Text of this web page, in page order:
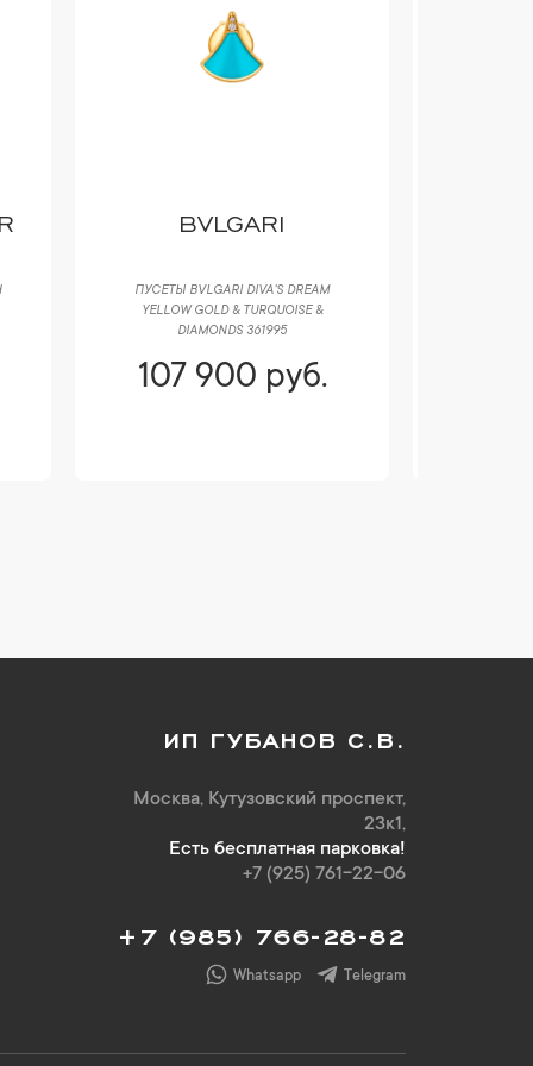
BVLGARI
ПУСЕТЫ BVLGARI DIVA'S DREAM
YELLOW GOLD & TURQUOISE &
DIAMONDS 361995
107 900 руб.
ИП ГУБАНОВ С.В.
Москва, Кутузовский проспект,
23к1,
Есть бесплатная парковка!
+7 (925) 761-22-06
+7 (985) 766-28-82
Whatsapp Telegram